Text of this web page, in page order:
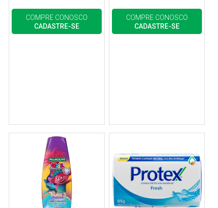
COMPRE CONOSCO
CADASTRE-SE
COMPRE CONOSCO
CADASTRE-SE